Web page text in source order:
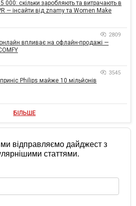
000: скільки заробляють та витрачають в
— інсайти від znamy та Women Make
2809
онлайн впливає на офлайн-продажі —
3545
Philips майже 10 мільйонів
БІЛЬШЕ
відправляємо дайджест з
статтями.